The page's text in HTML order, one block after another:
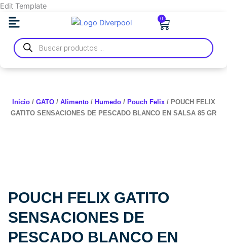
Ir
contenido
Edit Template
0
Carrito
Búsqueda
de
productos
Inicio/ GATO/ Alimento/ Humedo/ Pouch Felix/ POUCH FELIX
GATITO SENSACIONES DE PESCADO BLANCO EN SALSA 85 GR
POUCH FELIX GATITO
SENSACIONES DE
PESCADO BLANCO EN